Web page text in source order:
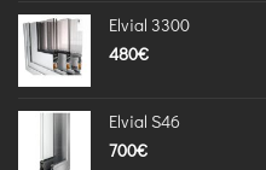
Elvial 3300
480€
Elvial S46
700€